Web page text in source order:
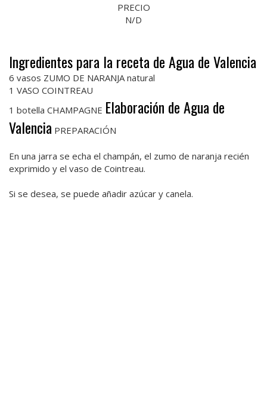
PRECIO
N/D
Ingredientes para la receta de Agua de Valencia
6 vasos ZUMO DE NARANJA natural
1 VASO COINTREAU
1 botella CHAMPAGNE Elaboración de Agua de
Valencia PREPARACIÓN
En una jarra se echa el champán, el zumo de naranja recién
exprimido y el vaso de Cointreau.
Si se desea, se puede añadir azúcar y canela.